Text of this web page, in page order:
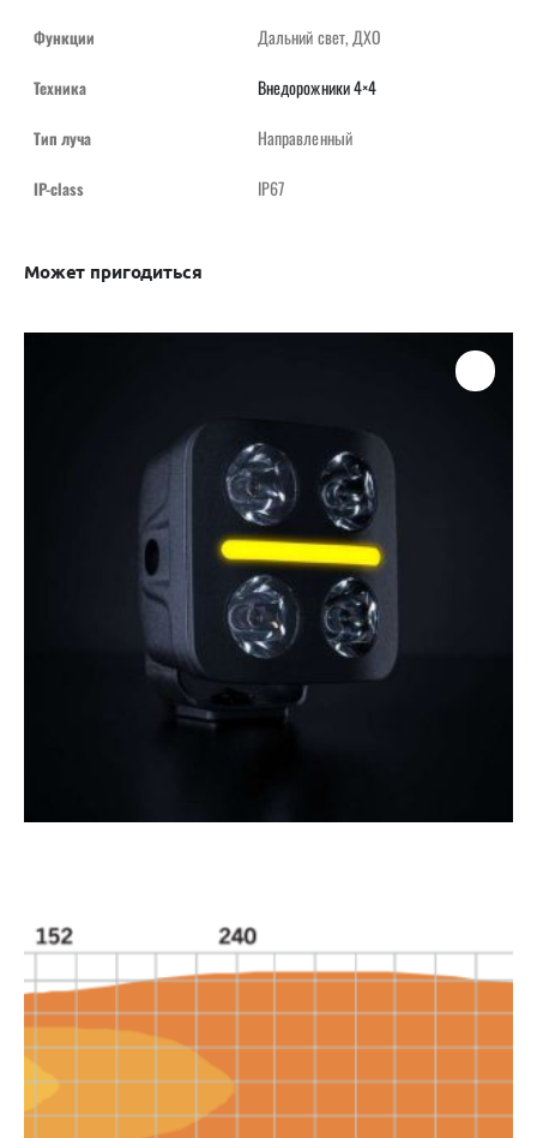
Функции Дальний свет, ДХО
Техника Внедорожники 4×4
Тип луча Направленный
IP-class IP67
Может пригодиться